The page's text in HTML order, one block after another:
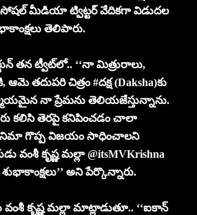
సోషల్ మీడియా ట్విట్టర్ వేదికగా విడుదల
తెలిపారు.
తన ట్వీట్‌లో.. ‘‘నా మిత్రురాలు,
ఆమె తదుపరి చిత్రం #దక్ష (Daksha)కు
నా ప్రేమను తెలియజేస్తున్నాను.
కలిసి తెరపై కనిపించడం చాలా
గొప్ప విజయం సాధించాలని
వంశీ కృష్ణ మల్లా @itsMVKrishna
అని పేర్కొన్నారు.
వంశీ కృష్ణ మల్లా మాట్లాడుతూ.. ‘‘ఐకాన్